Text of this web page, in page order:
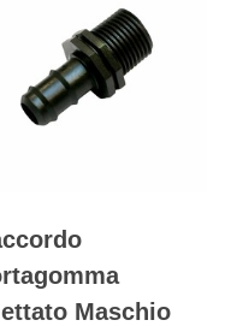
Maschio